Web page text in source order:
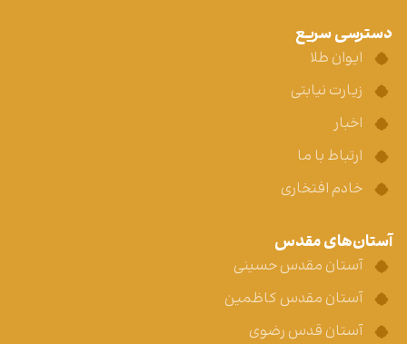
دسترسی سریع
ایوان طلا
زیارت نیابتی
اخبار
ارتباط با ما
خادم افتخاری
آستان‌های مقدس
آستان مقدس حسینی
آستان مقدس کاظمین
آستان قدس رضوی